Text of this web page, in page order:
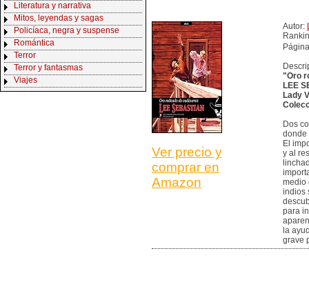
Literatura y narrativa
Mitos, leyendas y sagas
Policíaca, negra y suspense
Romántica
Terror
Terror y fantasmas
Viajes
Ver precio y
comprar en
Amazon
Autor:
"Oro
LEE
Lady
Dos
donde
El
y al
medio
indios
para
la
grave